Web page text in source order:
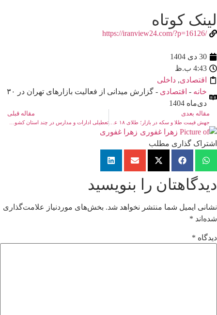
لینک کوتاه
/https://iranview24.com/?p=16126
30 دی 1404
4:43 ب.ظ
اقتصادی, داخلی
خانه - اقتصادی
- گزارش میدانی از فعالیت بازارهای تهران در ۳۰
دی‌ماه 1404
مقاله بعدی مقاله قبلی
زهرا غفوری
اشتراک گذاری مطلب
دیدگاهتان را بنویسید
نشانی ایمیل شما منتشر نخواهد شد. بخش‌های موردنیاز علامت‌گذاری
شده‌اند *
دیدگاه *